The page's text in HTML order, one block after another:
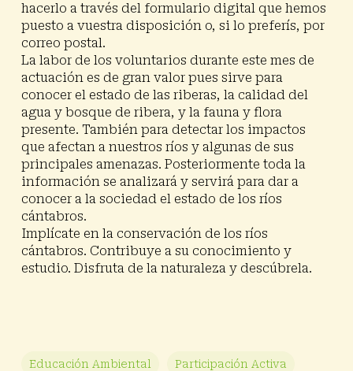
hacerlo a través del formulario digital que hemos
puesto a vuestra disposición o, si lo preferís, por
correo postal.
La labor de los voluntarios durante este mes de
actuación es de gran valor pues sirve para
conocer el estado de las riberas, la calidad del
agua y bosque de ribera, y la fauna y flora
presente. También para detectar los impactos
que afectan a nuestros ríos y algunas de sus
principales amenazas. Posteriormente toda la
información se analizará y servirá para dar a
conocer a la sociedad el estado de los ríos
cántabros.
Implícate en la conservación de los ríos
cántabros. Contribuye a su conocimiento y
estudio. Disfruta de la naturaleza y descúbrela.
Educación Ambiental Participación Activa